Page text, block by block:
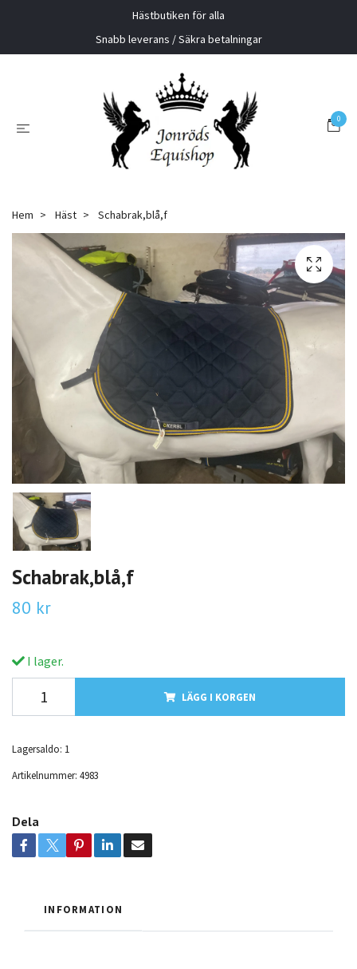
Hästbutiken för alla
Snabb leverans / Säkra betalningar
0
Hem Häst Schabrak,blå,f
Schabrak,blå,f
80 kr
I lager.
LÄGG I KORGEN
Lagersaldo: 1
Artikelnummer: 4983
Dela
INFORMATION